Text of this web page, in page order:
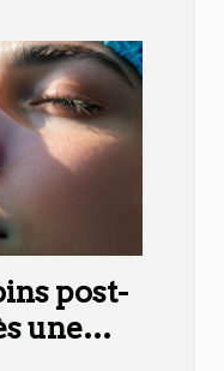
post-
une